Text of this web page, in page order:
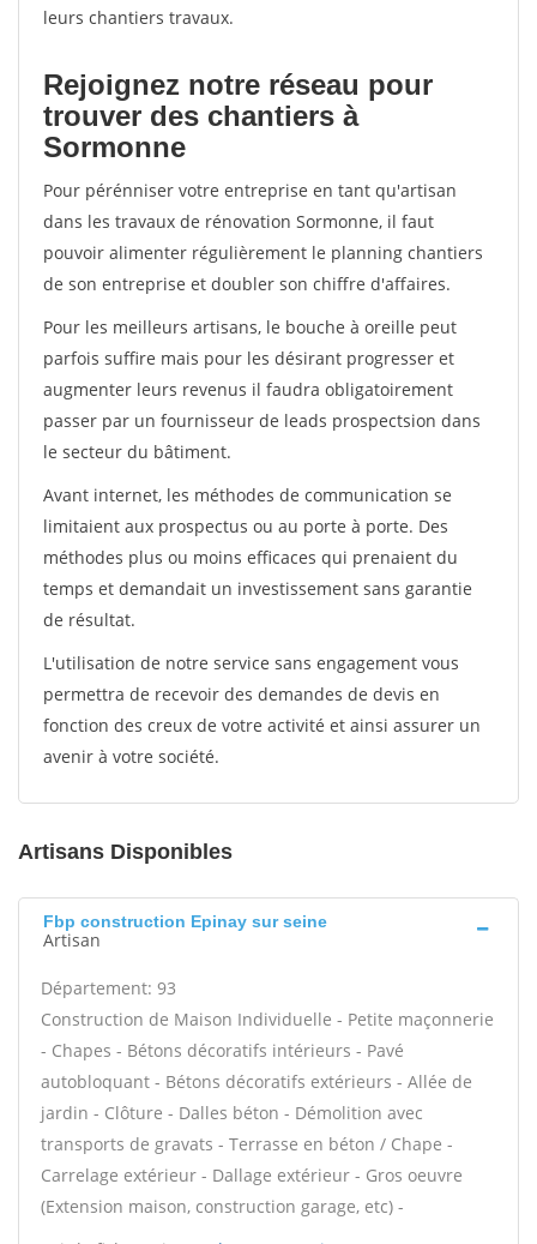
leurs chantiers travaux.
Rejoignez notre réseau pour
trouver des chantiers à
Sormonne
Pour pérénniser votre entreprise en tant qu'artisan
dans les travaux de rénovation Sormonne, il faut
pouvoir alimenter régulièrement le planning chantiers
de son entreprise et doubler son chiffre d'affaires.
Pour les meilleurs artisans, le bouche à oreille peut
parfois suffire mais pour les désirant progresser et
augmenter leurs revenus il faudra obligatoirement
passer par un fournisseur de leads prospectsion dans
le secteur du bâtiment.
Avant internet, les méthodes de communication se
limitaient aux prospectus ou au porte à porte. Des
méthodes plus ou moins efficaces qui prenaient du
temps et demandait un investissement sans garantie
de résultat.
L'utilisation de notre service sans engagement vous
permettra de recevoir des demandes de devis en
fonction des creux de votre activité et ainsi assurer un
avenir à votre société.
Artisans Disponibles
Fbp construction Epinay sur seine
Artisan
Département: 93
Construction de Maison Individuelle - Petite maçonnerie
- Chapes - Bétons décoratifs intérieurs - Pavé
autobloquant - Bétons décoratifs extérieurs - Allée de
jardin - Clôture - Dalles béton - Démolition avec
transports de gravats - Terrasse en béton / Chape -
Carrelage extérieur - Dallage extérieur - Gros oeuvre
(Extension maison, construction garage, etc) -